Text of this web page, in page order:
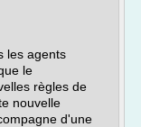
les agents
le
règles de
nouvelle
d'une